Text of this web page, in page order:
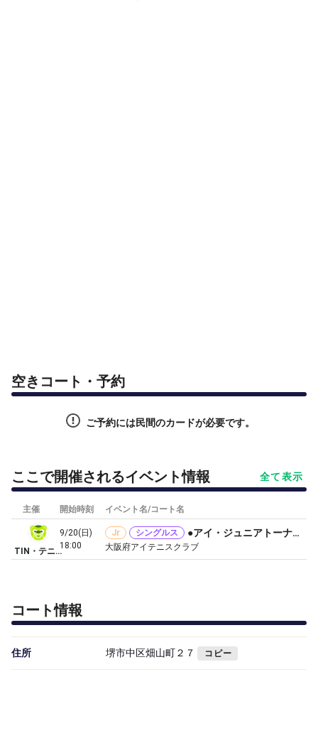
空きコート・予約
ご予約には民間のカードが必要です。
ここで開催されるイベント情報 全て表示
主催 開始時刻 イベント名/コート名
TIN・テニスインターネットワーク
9/20(日)
18:00
Jr シングルス ●アイ・ジュニアトーナメント（小学生）
大阪府アイテニスクラブ
コート情報
住所 堺市中区畑山町２７ コピー